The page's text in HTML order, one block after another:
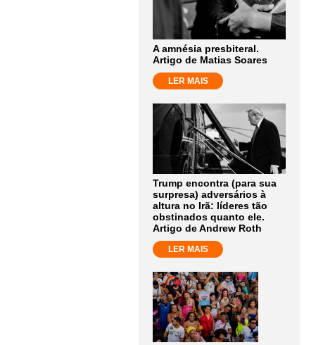
A amnésia presbiteral.
Artigo de Matias Soares
LER MAIS
Trump encontra (para sua
surpresa) adversários à
altura no Irã: líderes tão
obstinados quanto ele.
Artigo de Andrew Roth
LER MAIS